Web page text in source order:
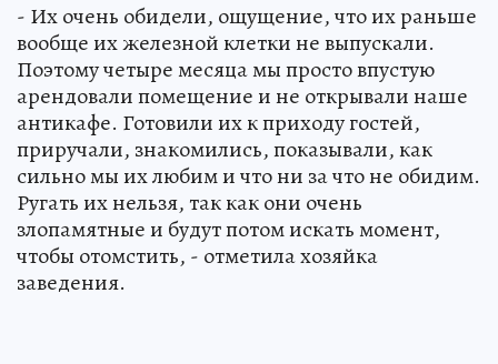
- Их очень обидели, ощущение, что их раньше
вообще их железной клетки не выпускали.
Поэтому четыре месяца мы просто впустую
арендовали помещение и не открывали наше
антикафе. Готовили их к приходу гостей,
приручали, знакомились, показывали, как
сильно мы их любим и что ни за что не обидим.
Ругать их нельзя, так как они очень
злопамятные и будут потом искать момент,
чтобы отомстить, - отметила хозяйка
заведения.